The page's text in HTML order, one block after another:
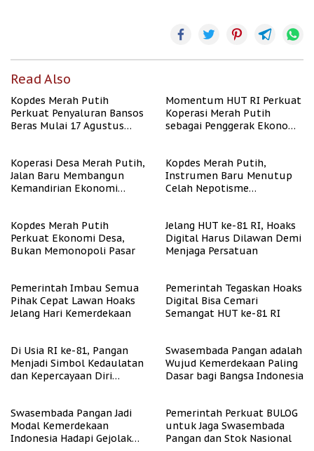
Read Also
Kopdes Merah Putih
Perkuat Penyaluran Bansos
Beras Mulai 17 Agustus
Momentum HUT RI Perkuat
Koperasi Merah Putih
sebagai Penggerak Ekonomi
Koperasi Desa Merah Putih,
Jalan Baru Membangun
Kemandirian Ekonomi
Kopdes Merah Putih,
Instrumen Baru Menutup
Celah Nepotisme
Kopdes Merah Putih
Perkuat Ekonomi Desa,
Bukan Memonopoli Pasar
Jelang HUT ke-81 RI, Hoaks
Digital Harus Dilawan Demi
Menjaga Persatuan
Pemerintah Imbau Semua
Pihak Cepat Lawan Hoaks
Jelang Hari Kemerdekaan
Pemerintah Tegaskan Hoaks
Digital Bisa Cemari
Semangat HUT ke-81 RI
Di Usia RI ke-81, Pangan
Menjadi Simbol Kedaulatan
dan Kepercayaan Diri
Swasembada Pangan adalah
Wujud Kemerdekaan Paling
Dasar bagi Bangsa Indonesia
Swasembada Pangan Jadi
Modal Kemerdekaan
Indonesia Hadapi Gejolak
Pemerintah Perkuat BULOG
untuk Jaga Swasembada
Pangan dan Stok Nasional